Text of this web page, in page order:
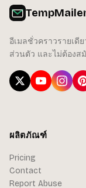
อีเมลชั่วคราวรายเดี
ส่วนตัว และไม่ต้องส
ผลิตภัณฑ์
Pricing
Contact
Report Abuse